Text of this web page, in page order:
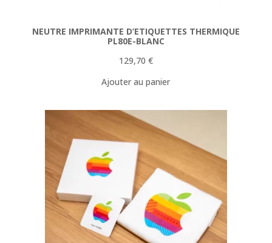
NEUTRE IMPRIMANTE D’ETIQUETTES THERMIQUE
PL80E-BLANC
129,70 €
Ajouter au panier